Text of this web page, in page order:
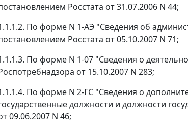
Росстата от 31.07.2006 N 44;
По форме N 1-АЭ "Сведения об
Росстата от 05.10.2007 N 71;
По форме N 1-07 "Сведения о
от 15.10.2007 N 283;
По форме N 2-ГС "Сведения о
должности и должности
09.06.2007 N 46;